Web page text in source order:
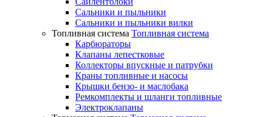
Сальники и пыльники
Сальники и пыльники вилки
Топливная система Топливная система
Карбюраторы
Клапаны лепестковые
Коллекторы впускные и патрубки
Краны топливные и насосы
Крышки бензо- и маслобака
Ремкомплекты и шланги топливные
Электроклапаны